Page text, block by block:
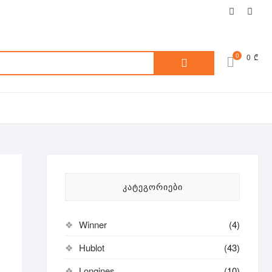
facebook
0 0 ₾
ᲙᲐᲢᲔᲒᲝᲠᲘᲔᲑᲘ
Winner
(4)
Hublot
(43)